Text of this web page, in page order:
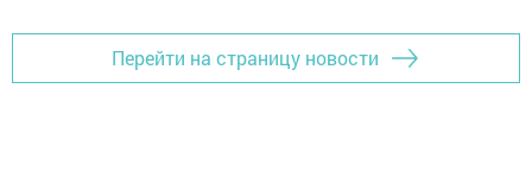
Перейти на страницу новости